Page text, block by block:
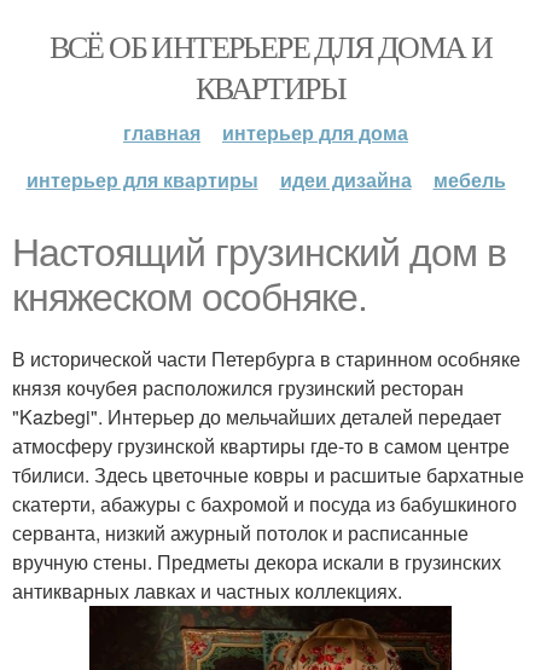
ВСЁ ОБ ИНТЕРЬЕРЕ ДЛЯ ДОМА И
КВАРТИРЫ
главная
интерьер для дома
интерьер для квартиры
идеи дизайна мебель
Настоящий грузинский дом в
княжеском особняке.
В исторической части Петербурга в старинном особняке
князя кочубея расположился грузинский ресторан
"Kazbegi". Интерьер до мельчайших деталей передает
атмосферу грузинской квартиры где-то в самом центре
тбилиси. Здесь цветочные ковры и расшитые бархатные
скатерти, абажуры с бахромой и посуда из бабушкиного
серванта, низкий ажурный потолок и расписанные
вручную стены. Предметы декора искали в грузинских
антикварных лавках и частных коллекциях.